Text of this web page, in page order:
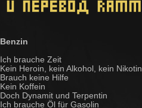
Benzin
Ich brauche Zeit
Kein Heroin, kein Alkohol, kein Nikotin
Brauch keine Hilfe
Kein Koffein
Doch Dynamit und Terpentin
Ich brauche Öl für Gasolin